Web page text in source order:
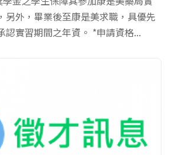
另外，畢業後至康是美求職，具優先
認實習期間之年資。 *申請資格...